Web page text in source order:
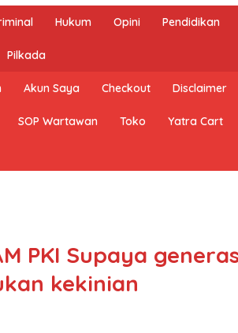
Hukum Opini Pendidikan
Pilkada
Akun Saya Checkout Disclaimer
SOP Wartawan Toko Yatra Cart
PKI Supaya
kekinian